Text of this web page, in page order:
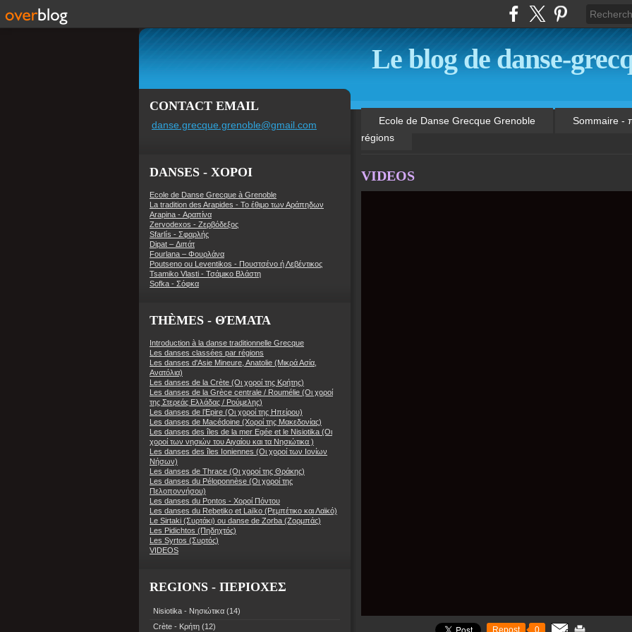
Le blog de danse-
CONTACT EMAIL
danse.grecque.grenoble@gmail.com
DANSES - ΧΟΡΟΙ
Ecole de Danse Grecque à Grenoble
La tradition des Arapides - Το έθιμο των Αράπηδων
Arapina - Αραπίνα
Zervodexos - Ζερβόδεξος
Sfarlís - Σφαρλής
Dipat – Διπάτ
Fourlana – Φουρλάνα
Poutseno ou Leventikos - Πουστσένο ή Λεβέντικος
Tsamiko Vlasti - Τσάμικο Βλάστη
Sofka - Σόφκα
THÈMES - ΘΈΜΑΤΑ
Introduction à la danse traditionnelle Grecque
Les danses classées par régions
Les danses d'Asie Mineure, Anatolie (Μικρά Ασία,
Ανατόλια)
Les danses de la Crète (Οι χοροί της Κρήτης)
Les danses de la Grèce centrale / Roumélie (Οι χοροί
της Στερεάς Ελλάδας / Ρούμελης)
Les danses de l’Epire (Οι χοροί της Ηπείρου)
Les danses de Macédoine (Χοροί της Μακεδονίας)
Les danses des îles de la mer Egée et le Nisiotika (Οι
χοροί των νησιών του Αιγαίου και τα Νησιώτικα )
Les danses des îles Ioniennes (Οι χοροί των Ιονίων
Νήσων)
Les danses de Thrace (Οι χοροί της Θράκης)
Les danses du Péloponnèse (Οι χοροί της
Πελοποννήσου)
Les danses du Pontos - Χοροί Πόντου
Les danses du Rebetiko et Laïko (Ρεμπέτικο και Λαϊκό)
Le Sirtaki (Συρτάκι) ou danse de Zorba (Ζορμπάς)
Les Pidichtos (Πηδηχτός)
Les Syrtos (Συρτός)
VIDEOS
REGIONS - ΠΕΡΙΟΧΕΣ
Nisiotika - Νησιώτικα (14)
Crète - Κρήτη (12)
Ecole de Danse Grecque Grenoble Sommaire -
régions
VIDEOS
Repost 0